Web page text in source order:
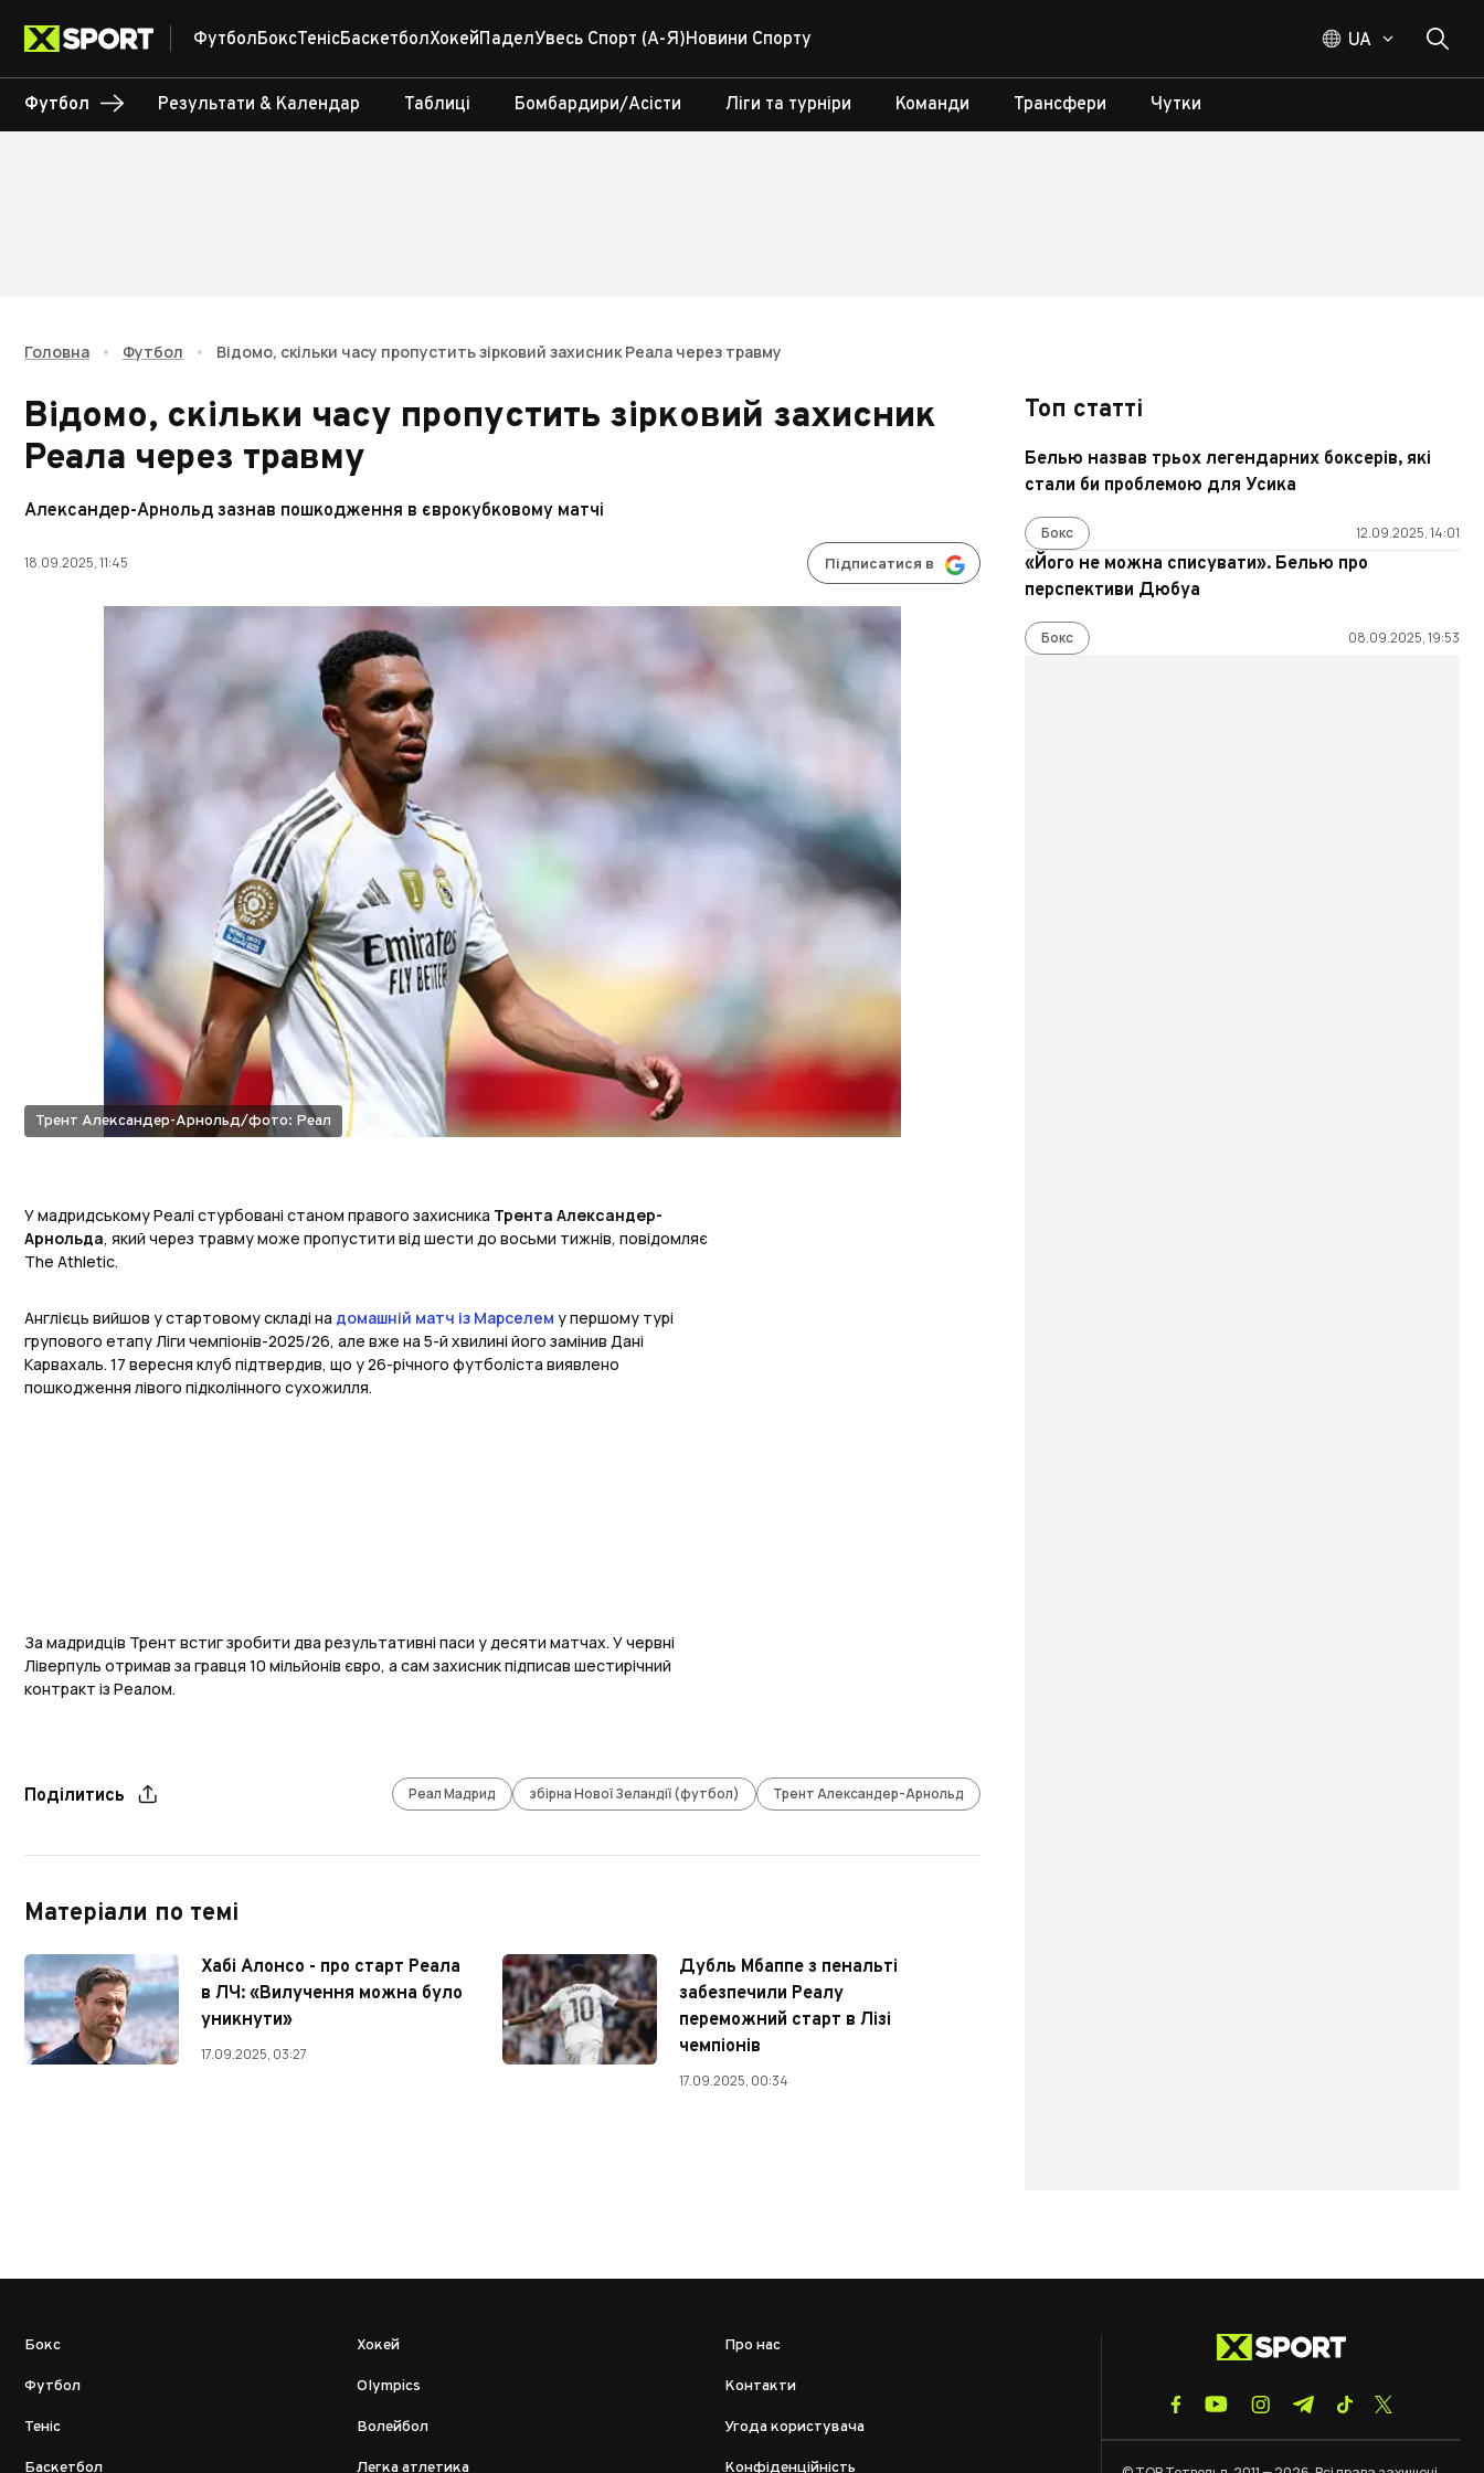
ФутболБоксТенісБаскетболХокейПаделУвесь Спорт (А-Я)Новини Спорту UA
Футбол Результати & Календар Таблиці Бомбардири/Асісти Ліги та турніри Команди Трансфери Чутки
Головна • Футбол • Відомо, скільки часу пропустить зірковий захисник Реала через травму
Відомо, скільки часу пропустить зірковий захисник
Реала через травму
Александер-Арнольд зазнав пошкодження в єврокубковому матчі
18.09.2025, 11:45 Підписатися в
Трент Александер-Арнольд/фото: Реал
У мадридському Реалі стурбовані станом правого захисника Трента Александер-
Арнольда, який через травму може пропустити від шести до восьми тижнів, повідомляє
The Athletic.
Англієць вийшов у стартовому складі на домашній матч із Марселем у першому турі
групового етапу Ліги чемпіонів-2025/26, але вже на 5-й хвилині його замінив Дані
Карвахаль. 17 вересня клуб підтвердив, що у 26-річного футболіста виявлено
пошкодження лівого підколінного сухожилля.
За мадридців Трент встиг зробити два результативні паси у десяти матчах. У червні
Ліверпуль отримав за гравця 10 мільйонів євро, а сам захисник підписав шестирічний
контракт із Реалом.
Поділитись Реал Мадрид збірна Нової Зеландії (футбол) Трент Александер-Арнольд
Матеріали по темі
Хабі Алонсо - про старт Реала
в ЛЧ: «Вилучення можна було
уникнути»
17.09.2025, 03:27
Дубль Мбаппе з пенальті
забезпечили Реалу
переможний старт в Лізі
чемпіонів
17.09.2025, 00:34
Топ статті
Белью назвав трьох легендарних боксерів, які
стали би проблемою для Усика
Бокс 12.09.2025, 14:01
«Його не можна списувати». Белью про
перспективи Дюбуа
Бокс 08.09.2025, 19:53
Бокс
Футбол
Теніс
Баскетбол
Хокей
Olympics
Волейбол
Легка атлетика
Про нас
Контакти
Угода користувача
Конфіденційність